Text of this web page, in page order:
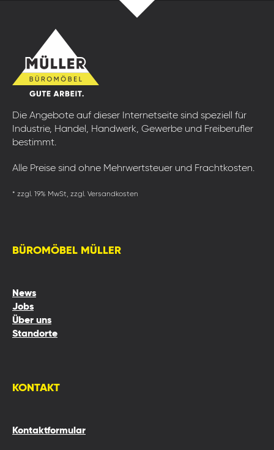
Die Angebote auf dieser Internetseite sind speziell für
Industrie, Handel, Handwerk, Gewerbe und Freiberufler
bestimmt.
Alle Preise sind ohne Mehrwertsteuer und Frachtkosten.
* zzgl. 19% MwSt, zzgl. Versandkosten
BÜROMÖBEL MÜLLER
News
Jobs
Über uns
Standorte
KONTAKT
Kontaktformular